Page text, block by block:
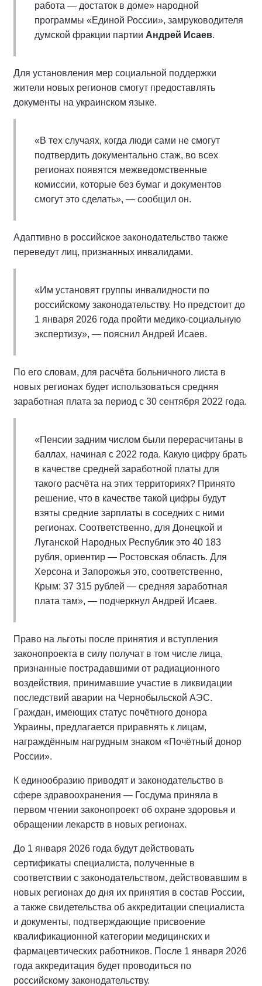
работа — достаток в доме» народной
программы «Единой России», замруководителя
думской фракции партии Андрей Исаев.
Для установления мер социальной поддержки
жители новых регионов смогут предоставлять
документы на украинском языке.
«В тех случаях, когда люди сами не смогут
подтвердить документально стаж, во всех
регионах появятся межведомственные
комиссии, которые без бумаг и документов
смогут это сделать», — сообщил он.
Адаптивно в российское законодательство также
переведут лиц, признанных инвалидами.
«Им установят группы инвалидности по
российскому законодательству. Но предстоит до
1 января 2026 года пройти медико-социальную
экспертизу», — пояснил Андрей Исаев.
По его словам, для расчёта больничного листа в
новых регионах будет использоваться средняя
заработная плата за период с 30 сентября 2022 года.
«Пенсии задним числом были перерасчитаны в
баллах, начиная с 2022 года. Какую цифру брать
в качестве средней заработной платы для
такого расчёта на этих территориях? Принято
решение, что в качестве такой цифры будут
взяты средние зарплаты в соседних с ними
регионах. Соответственно, для Донецкой и
Луганской Народных Республик это 40 183
рубля, ориентир — Ростовская область. Для
Херсона и Запорожья это, соответственно,
Крым: 37 315 рублей — средняя заработная
плата там», — подчеркнул Андрей Исаев.
Право на льготы после принятия и вступления
законопроекта в силу получат в том числе лица,
признанные пострадавшими от радиационного
воздействия, принимавшие участие в ликвидации
последствий аварии на Чернобыльской АЭС.
Граждан, имеющих статус почётного донора
Украины, предлагается приравнять к лицам,
награждённым нагрудным знаком «Почётный донор
России».
К единообразию приводят и законодательство в
сфере здравоохранения — Госдума приняла в
первом чтении законопроект об охране здоровья и
обращении лекарств в новых регионах.
До 1 января 2026 года будут действовать
сертификаты специалиста, полученные в
соответствии с законодательством, действовавшим в
новых регионах до дня их принятия в состав России,
а также свидетельства об аккредитации специалиста
и документы, подтверждающие присвоение
квалификационной категории медицинских и
фармацевтических работников. После 1 января 2026
года аккредитация будет проводиться по
российскому законодательству.